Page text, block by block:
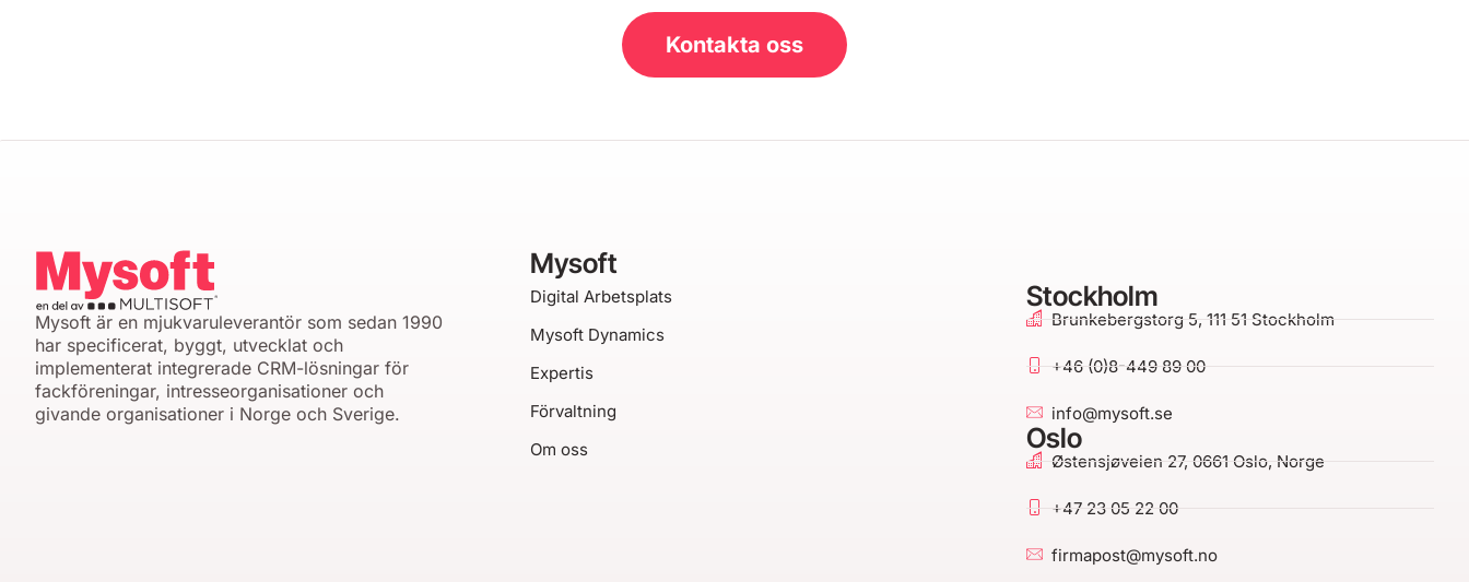
Kontakta oss
Mysoft är en mjukvaruleverantör som sedan 1990
har specificerat, byggt, utvecklat och
implementerat integrerade CRM-lösningar för
fackföreningar, intresseorganisationer och
givande organisationer i Norge och Sverige.
Mysoft
Digital Arbetsplats
Mysoft Dynamics
Expertis
Förvaltning
Om oss
Stockholm
Brunkebergstorg 5, 111 51 Stockholm
+46 (0)8-449 89 00
info@mysoft.se
Oslo
Østensjøveien 27, 0661 Oslo, Norge
+47 23 05 22 00
firmapost@mysoft.no